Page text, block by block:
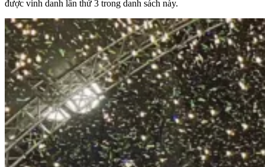
được vinh danh lần thứ 3 trong danh sách này.